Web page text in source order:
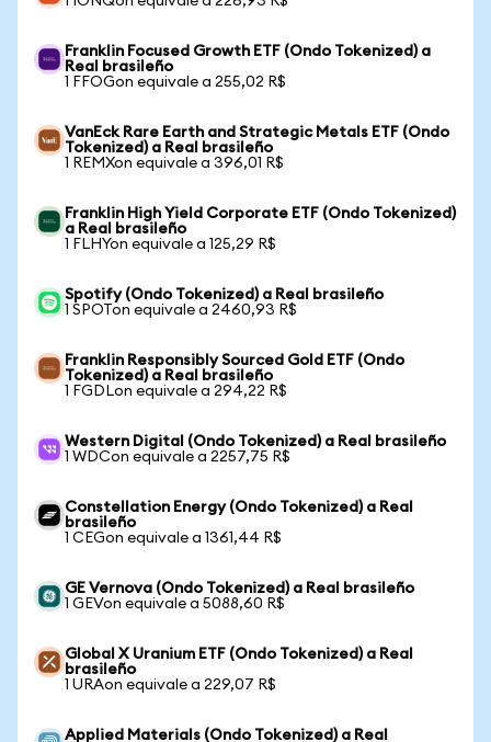
Franklin Focused Growth ETF (Ondo Tokenized) a
Real brasileño
1 FFOGon equivale a 255,02 R$
VanEck Rare Earth and Strategic Metals ETF (Ondo
Tokenized) a Real brasileño
1 REMXon equivale a 396,01 R$
Franklin High Yield Corporate ETF (Ondo Tokenized)
a Real brasileño
1 FLHYon equivale a 125,29 R$
Spotify (Ondo Tokenized) a Real brasileño
1 SPOTon equivale a 2460,93 R$
Franklin Responsibly Sourced Gold ETF (Ondo
Tokenized) a Real brasileño
1 FGDLon equivale a 294,22 R$
Western Digital (Ondo Tokenized) a Real brasileño
1 WDCon equivale a 2257,75 R$
Constellation Energy (Ondo Tokenized) a Real
brasileño
1 CEGon equivale a 1361,44 R$
GE Vernova (Ondo Tokenized) a Real brasileño
1 GEVon equivale a 5088,60 R$
Global X Uranium ETF (Ondo Tokenized) a Real
brasileño
1 URAon equivale a 229,07 R$
Applied Materials (Ondo Tokenized) a Real